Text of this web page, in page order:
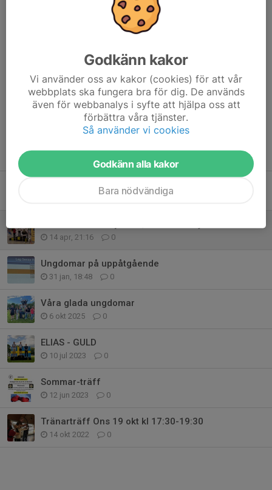
Kommentarer
Tidigare nyheter
14 apr, 21:16 0
Ungdomar på uppåtgående
31 jan, 18:48 0
Våra glada ungdomar
6 okt 2025 0
ELIAS - GULD
10 jul 2023 0
Sommar-träff
12 jun 2023 0
Tränarträff Ons 19 okt kl 17:30-19:30
14 okt 2022 0
Godkänn kakor
Vi använder oss av kakor (cookies) för att vår
webbplats ska fungera bra för dig. De används
även för webbanalys i syfte att hjälpa oss att
förbättra våra tjänster.
Så använder vi cookies
Godkänn alla kakor
Bara nödvändiga